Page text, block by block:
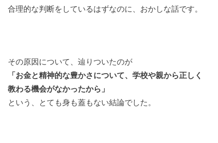
合理的な判断をしているはずなのに、おかしな話です。
その原因について、辿りついたのが
「お金と精神的な豊かさについて、学校や親から正しく
教わる機会がなかったから」
という、とても身も蓋もない結論でした。